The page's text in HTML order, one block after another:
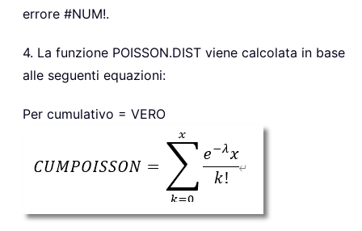
errore #NUM!.
4. La funzione POISSON.DIST viene calcolata in base
alle seguenti equazioni:
Per cumulativo = VERO